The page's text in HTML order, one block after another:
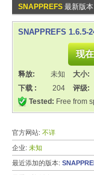
SNAPPREFS 最新版本
SNAPPREFS 1.6.5-
现
释放: 未知 大小:
下载 :
204
评级:
Tested: Free from
官方网站: 不详
企业: 未知
最近添加的版本: